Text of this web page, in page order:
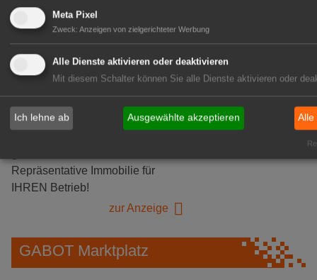
Logistikhalle
Herongen
zur Stellenanzeige
Repräsentative Immobilie für
IHREN Betrieb!
zur Anzeige
GABOT Marktplatz
Meta Pixel
Zweck: Anzeigen von zielgerichteter Werbung
Alle Dienste aktivieren oder deaktivieren
Mit diesem Schalter können Sie alle Dienste aktivieren oder
Ich lehne ab Ausgewählte akzeptieren Alle